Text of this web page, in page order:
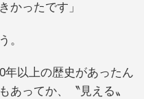
かったです」
。
年以上の歴史があったん
あってか、〝見える〟